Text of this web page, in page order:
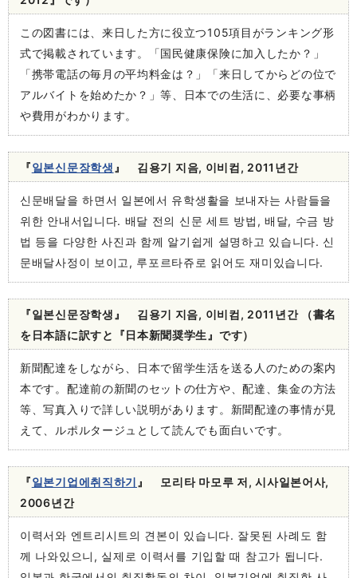
この図書には、来日した方に役立つ105項目がランキング形
式で掲載されています。「国民健康保険に加入したか？」
「携帯電話の毎月の平均料金は？」「来日してからどの位で
アルバイトを始めたか？」等、日本での生活に、必要な事柄
や費用がわかります。
『일본신문장학생 』 김용기 지음, 이비컴, 2011년간
신문배달을 하면서 일본에서 유학생활을 보내자는 사람들을
위한 안내서입니다. 배달 전의 신문 세트 방법, 배달, 수금 방
법 등을 다양한 사진과 함께 알기쉽게 설명하고 있습니다. 신
문배달사정이 보이고, 루포르타쥬로 읽어도 재미있습니다.
『일본신문장학생』 김용기 지음, 이비컴, 2011년간 （書名
を日本語に訳すと『日本新聞奨学生』です）
新聞配達をしながら、日本で留学生活を送る人のための案内
本です。配達前の新聞のセットの仕方や、配達、集金の方法
等、写真入りで詳しい説明があります。新聞配達の事情が見
えて、ルポルタージュとして読んでも面白いです。
『일본기업에취직하기 』 모리타 마모루 저, 시사일본어사,
2006년간
이력서와 엔트리시트의 견본이 있습니다. 잘못된 사례도 함
께 나와있으니, 실제로 이력서를 기입할 때 참고가 됩니다.